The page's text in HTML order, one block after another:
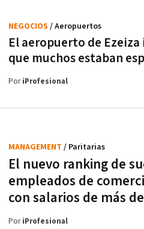
El aeropuerto de
que muchos estaban
NEGOCIOS / Aeropuertos
PoriProfesional
El nuevo ranking de
empleados de
con salarios de más
MANAGEMENT / Paritarias
PoriProfesional